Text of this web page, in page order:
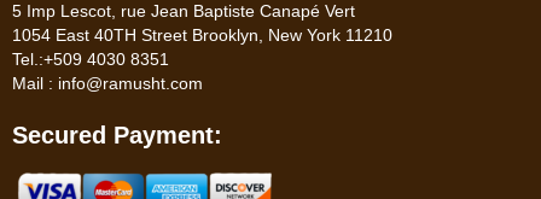
5 Imp Lescot, rue Jean Baptiste Canapé Vert
1054 East 40TH Street Brooklyn, New York 11210
Tel.:+509 4030 8351
Mail : info@ramusht.com
Secured Payment: